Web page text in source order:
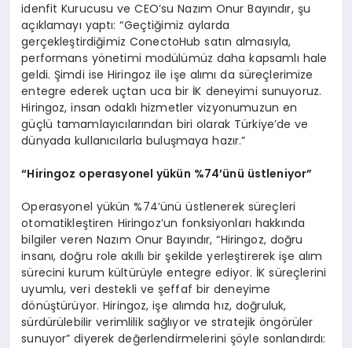
idenfit Kurucusu ve CEO’su Nazım Onur Bayındır, şu
açıklamayı yaptı: “Geçtiğimiz aylarda
gerçekleştirdiğimiz ConectoHub satın almasıyla,
performans yönetimi modülümüz daha kapsamlı hale
geldi. Şimdi ise Hiringoz ile işe alımı da süreçlerimize
entegre ederek uçtan uca bir İK deneyimi sunuyoruz.
Hiringoz, insan odaklı hizmetler vizyonumuzun en
güçlü tamamlayıcılarından biri olarak Türkiye’de ve
dünyada kullanıcılarla buluşmaya hazır.”
“Hiringoz operasyonel yükün %74’ünü üstleniyor”
Operasyonel yükün %74’ünü üstlenerek süreçleri
otomatikleştiren Hiringoz’un fonksiyonları hakkında
bilgiler veren Nazım Onur Bayındır, “Hiringoz, doğru
insanı, doğru role akıllı bir şekilde yerleştirerek işe alım
sürecini kurum kültürüyle entegre ediyor. İK süreçlerini
uyumlu, veri destekli ve şeffaf bir deneyime
dönüştürüyor. Hiringoz, işe alımda hız, doğruluk,
sürdürülebilir verimlilik sağlıyor ve stratejik öngörüler
sunuyor” diyerek değerlendirmelerini şöyle sonlandırdı: